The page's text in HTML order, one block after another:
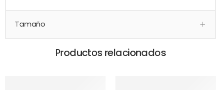
Tamaño
Productos relacionados